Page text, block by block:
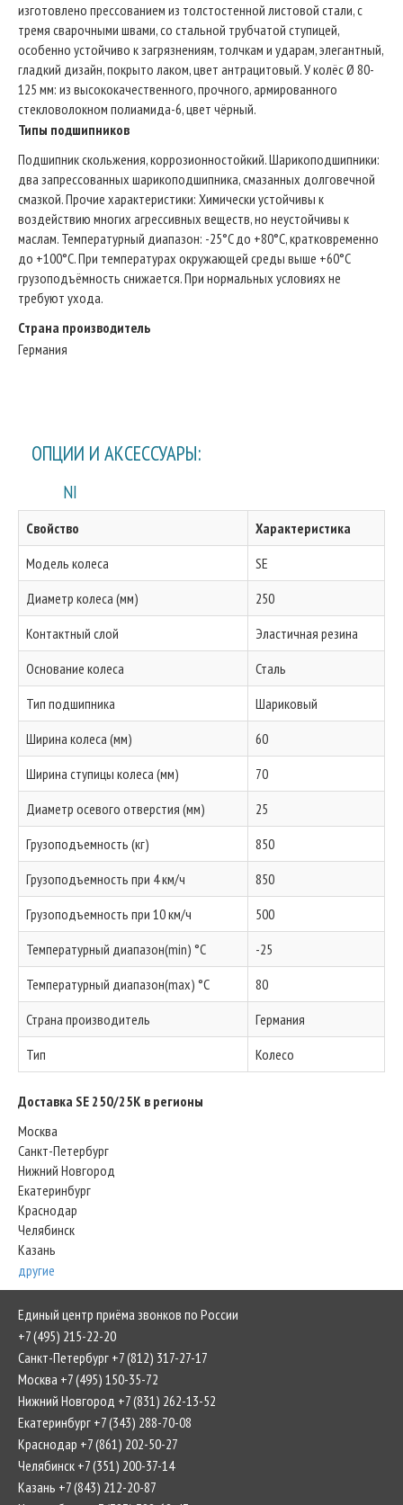
изготовлено прессованием из толстостенной листовой стали, с
тремя сварочными швами, со стальной трубчатой ступицей,
особенно устойчиво к загрязнениям, толчкам и ударам, элегантный,
гладкий дизайн, покрыто лаком, цвет антрацитовый. У колёс Ø 80-
125 мм: из высококачественного, прочного, армированного
стекловолокном полиамида-6, цвет чёрный.
Типы подшипников
Подшипник скольжения, коррозионностойкий. Шарикоподшипники:
два запрессованных шарикоподшипника, смазанных долговечной
смазкой. Прочие характеристики: Химически устойчивы к
воздействию многих агрессивных веществ, но неустойчивы к
маслам. Температурный диапазон: -25°C до +80°C, кратковременно
до +100°C. При температурах окружающей среды выше +60°C
грузоподъёмность снижается. При нормальных условиях не
требуют ухода.
Страна производитель
Германия
ОПЦИИ И АКСЕССУАРЫ:
NI
Свойство
Характеристика
Модель колеса
SE
Диаметр колеса (мм)
250
Контактный слой
Эластичная резина
Основание колеса
Сталь
Тип подшипника
Шариковый
Ширина колеса (мм)
60
Ширина ступицы колеса (мм)
70
Диаметр осевого отверстия (мм)
25
Грузоподъемность (кг)
850
Грузоподъемность при 4 км/ч
850
Грузоподъемность при 10 км/ч
500
Температурный диапазон(min) °C
-25
Температурный диапазон(max) °C
80
Страна производитель
Германия
Тип
Колесо
Доставка SE 250/25K в регионы
Москва
Санкт-Петербург
Нижний Новгород
Екатеринбург
Краснодар
Челябинск
Казань
другие
Единый центр приёма звонков по России
+7 (495) 215-22-20
Санкт-Петербург +7 (812) 317-27-17
Москва +7 (495) 150-35-72
Нижний Новгород +7 (831) 262-13-52
Екатеринбург +7 (343) 288-70-08
Краснодар +7 (861) 202-50-27
Челябинск +7 (351) 200-37-14
Казань +7 (843) 212-20-87